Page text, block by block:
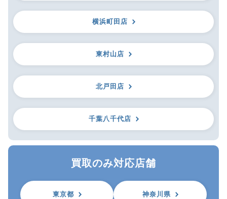
横浜町田店
東村山店
北戸田店
千葉八千代店
買取のみ対応店舗
東京都 神奈川県